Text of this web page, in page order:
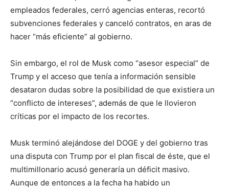
empleados federales, cerró agencias enteras, recortó
subvenciones federales y canceló contratos, en aras de
hacer “más eficiente” al gobierno.
Sin embargo, el rol de Musk como “asesor especial” de
Trump y el acceso que tenía a información sensible
desataron dudas sobre la posibilidad de que existiera un
“conflicto de intereses”, además de que le llovieron
críticas por el impacto de los recortes.
Musk terminó alejándose del DOGE y del gobierno tras
una disputa con Trump por el plan fiscal de éste, que el
multimillonario acusó generaría un déficit masivo.
Aunque de entonces a la fecha ha habido un